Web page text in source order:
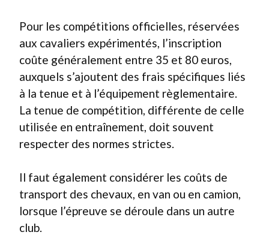
Pour les compétitions officielles, réservées
aux cavaliers expérimentés, l’inscription
coûte généralement entre 35 et 80 euros,
auxquels s’ajoutent des frais spécifiques liés
à la tenue et à l’équipement règlementaire.
La tenue de compétition, différente de celle
utilisée en entraînement, doit souvent
respecter des normes strictes.
Il faut également considérer les coûts de
transport des chevaux, en van ou en camion,
lorsque l’épreuve se déroule dans un autre
club.